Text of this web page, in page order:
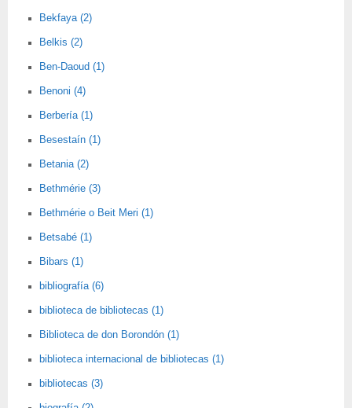
Bekfaya (2)
Belkis (2)
Ben-Daoud (1)
Benoni (4)
Berbería (1)
Besestaín (1)
Betania (2)
Bethmérie (3)
Bethmérie o Beit Meri (1)
Betsabé (1)
Bibars (1)
bibliografía (6)
biblioteca de bibliotecas (1)
Biblioteca de don Borondón (1)
biblioteca internacional de bibliotecas (1)
bibliotecas (3)